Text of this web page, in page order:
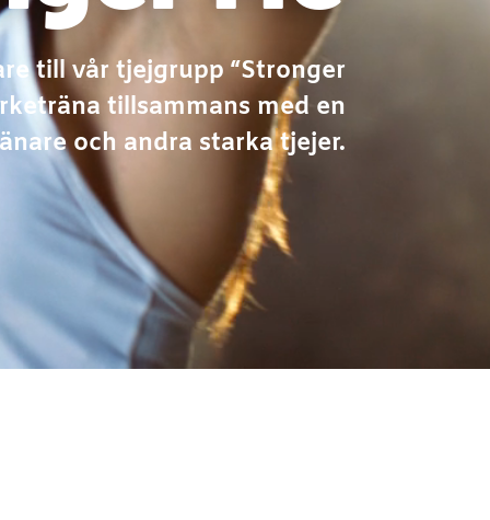
till vår tjejgrupp “Stronger
tillsammans med en
och andra starka tjejer.